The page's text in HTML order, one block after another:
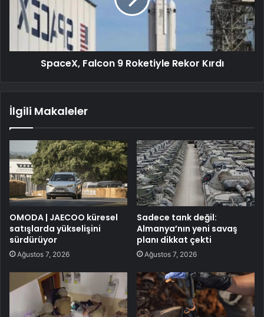
SpaceX, Falcon 9 Roketiyle Rekor Kırdı
İlgili Makaleler
OMODA | JAECOO küresel
satışlarda yükselişini
sürdürüyor
Ağustos 7, 2026
Sadece tank değil:
Almanya’nın yeni savaş
planı dikkat çekti
Ağustos 7, 2026